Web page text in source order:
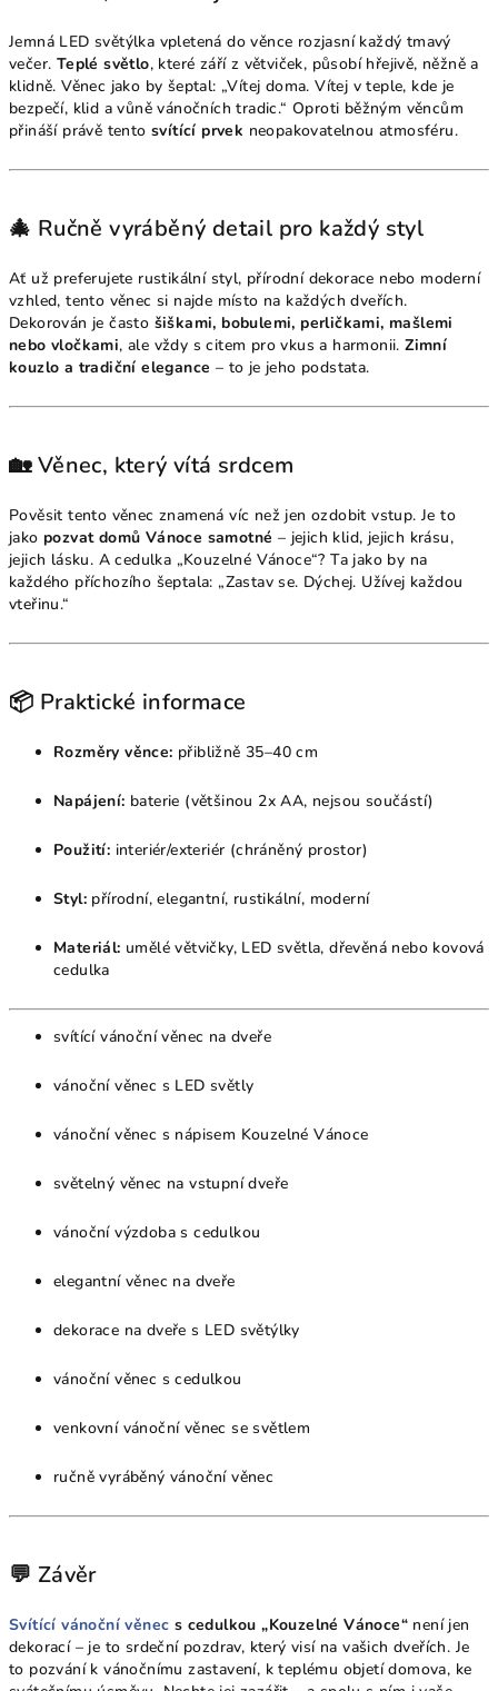
Jemná LED světýlka vpletená do věnce rozjasní každý tmavý
večer. Teplé světlo, které září z větviček, působí hřejivě, něžně a
klidně. Věnec jako by šeptal: „Vítej doma. Vítej v teple, kde je
bezpečí, klid a vůně vánočních tradic.“ Oproti běžným věncům
přináší právě tentosvítící prvek neopakovatelnou atmosféru.
🎄 Ručně vyráběný detail pro každý styl
Ať už preferujete rustikální styl, přírodní dekorace nebo moderní
vzhled, tento věnec si najde místo na každých dveřích.
Dekorován je často šiškami, bobulemi, perličkami, mašlemi
nebo vločkami, ale vždy s citem pro vkus a harmonii.Zimní
kouzlo a tradiční elegance – to je jeho podstata.
🏡 Věnec, který vítá srdcem
Pověsit tento věnec znamená víc než jen ozdobit vstup. Je to
jako pozvat domů Vánoce samotné – jejich klid, jejich krásu,
jejich lásku. A cedulka „Kouzelné Vánoce“? Ta jako by na
každého příchozího šeptala: „Zastav se. Dýchej. Užívej každou
vteřinu.“
📦 Praktické informace
Rozměry věnce: přibližně 35–40 cm
Napájení: baterie (většinou 2x AA, nejsou součástí)
Použití: interiér/exteriér (chráněný prostor)
Styl: přírodní, elegantní, rustikální, moderní
Materiál: umělé větvičky, LED světla, dřevěná nebo kovová
cedulka
svítící vánoční věnec na dveře
vánoční věnec s LED světly
vánoční věnec s nápisem Kouzelné Vánoce
světelný věnec na vstupní dveře
vánoční výzdoba s cedulkou
elegantní věnec na dveře
dekorace na dveře s LED světýlky
vánoční věnec s cedulkou
venkovní vánoční věnec se světlem
ručně vyráběný vánoční věnec
💬 Závěr
Svítící vánoční věnec s cedulkou „Kouzelné Vánoce“ není jen
dekorací – je to srdeční pozdrav, který visí na vašich dveřích. Je
to pozvání k vánočnímu zastavení, k teplému objetí domova, ke